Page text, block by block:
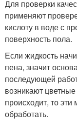
Для проверки
применяют
кислоту в воде с
поверхность пола.
Если жидкость
пена, значит
последующей
возникают
происходит, то
обработать.